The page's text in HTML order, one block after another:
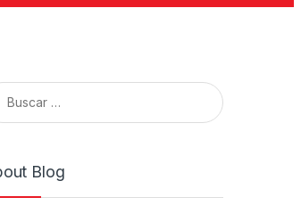
Blog